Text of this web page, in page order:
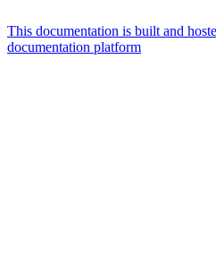
This documentation is built and
documentation platform